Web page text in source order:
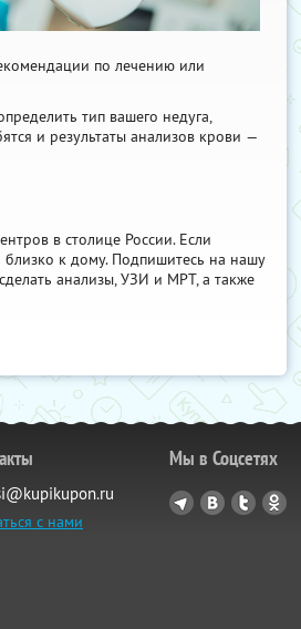
по лечению или
тип вашего недуга,
и результаты анализов крови —
в столице России. Если
близко к дому. Подпишитесь на нашу
анализы, УЗИ и МРТ, а также
с нами
Мы в Соцсетях